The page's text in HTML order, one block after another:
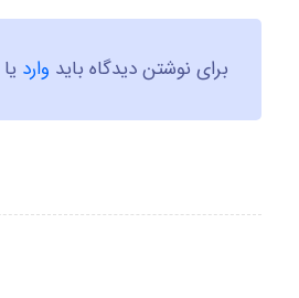
برای نوشتن دیدگاه باید وارد یا